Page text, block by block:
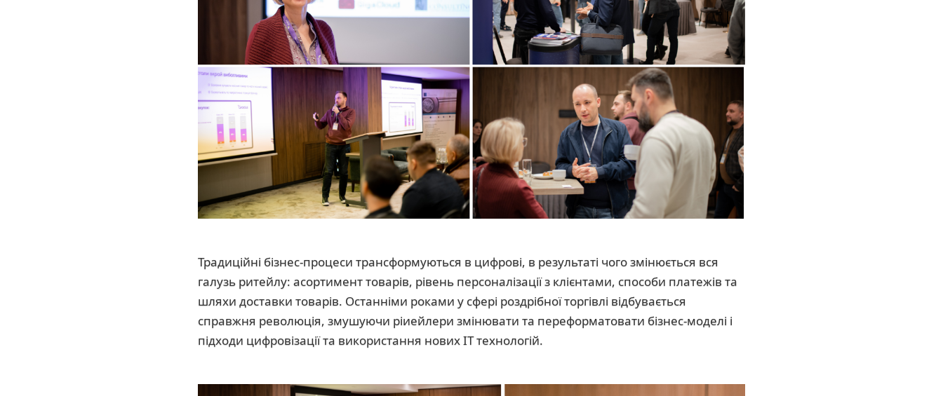
Традиційні бізнес-процеси трансформуються в цифрові, в результаті чого змінюється вся
галузь ритейлу: асортимент товарів, рівень персоналізації з клієнтами, способи платежів та
шляхи доставки товарів. Останніми роками у сфері роздрібної торгівлі відбувається
справжня революція, змушуючи ріиейлери змінювати та переформатовати бізнес-моделі і
підходи цифровізації та використання нових ІТ технологій.